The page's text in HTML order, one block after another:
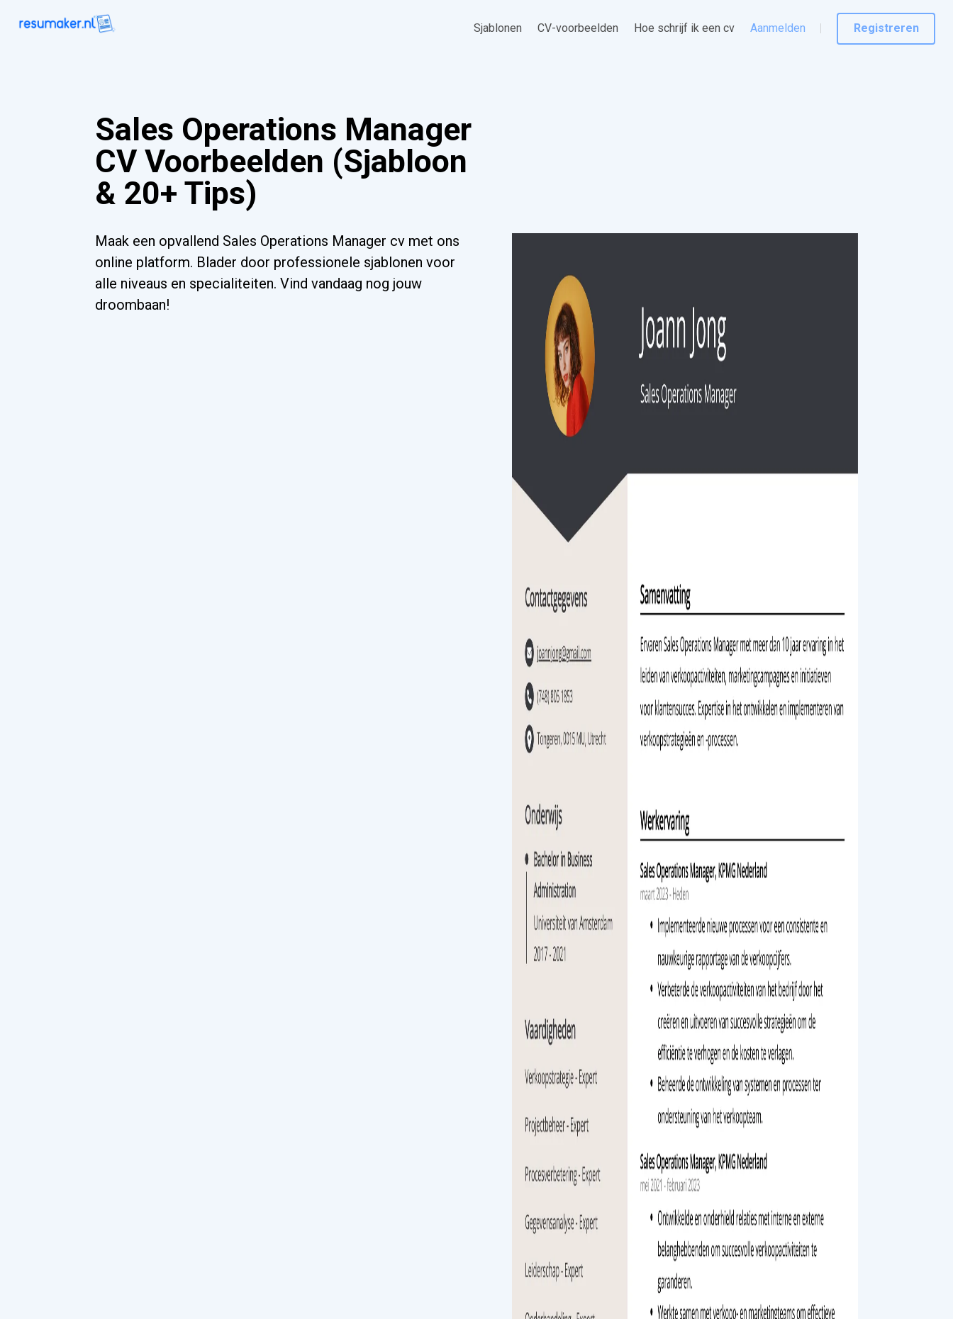
Sjablonen CV-voorbeelden Hoe schrijf ik een cv Aanmelden Registreren
Sales Operations Manager
CV Voorbeelden (Sjabloon
& 20+ Tips)
Maak een opvallend Sales Operations Manager cv met ons
online platform. Blader door professionele sjablonen voor
alle niveaus en specialiteiten. Vind vandaag nog jouw
droombaan!